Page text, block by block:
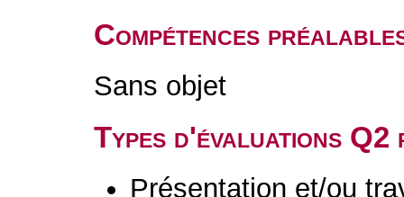
Compétences
Sans objet
Types d'évaluations
Présentation et/ou